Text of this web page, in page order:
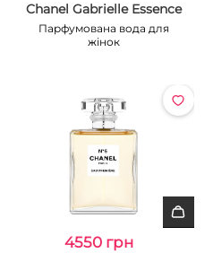
Chanel Gabrielle Essence
Парфумована вода для
жінок
4550 грн